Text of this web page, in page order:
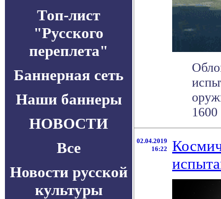
Топ-лист
"Русского
переплета"
Баннерная сеть
Наши баннеры
НОВОСТИ
Все
Новости русской
культуры
02.04.2019
16:22